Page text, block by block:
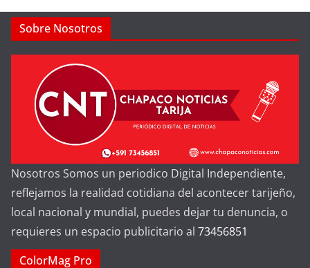
Sobre Nosotros
Nosotros Somos un periodico Digital Independiente,
reflejamos la realidad cotidiana del acontecer tarijeño,
local nacional y mundial, puedes dejar tu denuncia, o
requieres un espacio publicitario al 73456851
ColorMag Pro